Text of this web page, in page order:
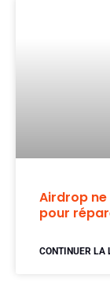
Airdrop
pour
CONTINUER LA